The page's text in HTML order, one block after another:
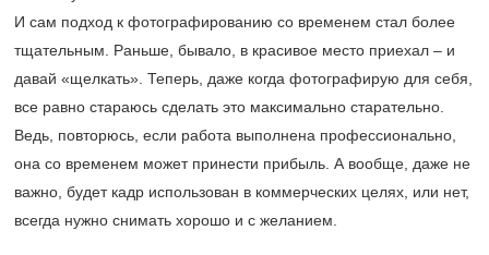
И сам подход к фотографированию со временем стал более
тщательным. Раньше, бывало, в красивое место приехал – и
давай «щелкать». Теперь, даже когда фотографирую для себя,
все равно стараюсь сделать это максимально старательно.
Ведь, повторюсь, если работа выполнена профессионально,
она со временем может принести прибыль. А вообще, даже не
важно, будет кадр использован в коммерческих целях, или нет,
всегда нужно снимать хорошо и с желанием.